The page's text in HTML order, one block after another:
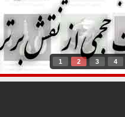
1 2 3 4